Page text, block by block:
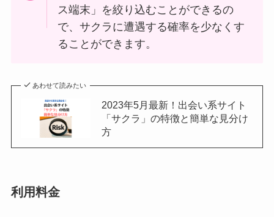
ス端末」を絞り込むことができるの
で、サクラに遭遇する確率を少なくす
ることができます。
あわせて読みたい
2023年5月最新！出会い系サイト
「サクラ」の特徴と簡単な見分け
方
利用料金